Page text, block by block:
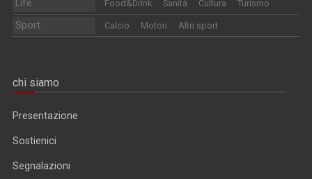
Life Food&Drink Sanità Cultura Turismo
Sport Calcio Motori Altri sport
chi siamo
Presentazione
Sostienici
Segnalazioni